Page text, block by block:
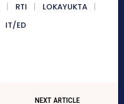
RTI
LOKAYUKTA
IT/ED
NEXT ARTICLE